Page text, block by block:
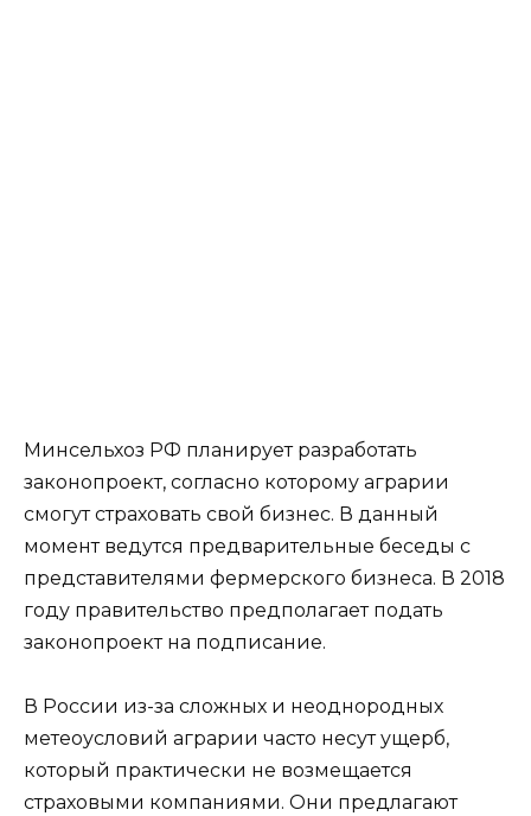
Минсельхоз РФ планирует разработать
законопроект, согласно которому аграрии
смогут страховать свой бизнес. В данный
момент ведутся предварительные беседы с
представителями фермерского бизнеса. В 2018
году правительство предполагает подать
законопроект на подписание.
В России из-за сложных и неоднородных
метеоусловий аграрии часто несут ущерб,
который практически не возмещается
страховыми компаниями. Они предлагают